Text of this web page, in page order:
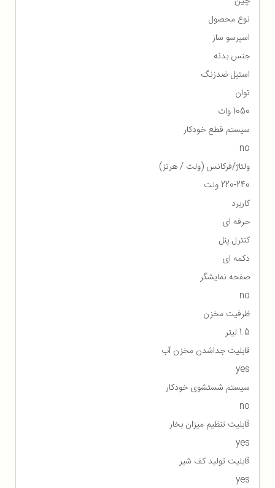
نوع محصول
اسپرسو ساز
جنس بدنه
استیل ضدزنگ
توان
1050 وات
سیستم قطع خودکار
no
ولتاژ/فرکانس (ولت / هرتز)
220-240 ولت
کاربرد
حرفه ای
کنترل پنل
دکمه ای
صفحه نمایشگر
no
ظرفیت مخزن
1.5 لیتر
قابلیت جداشدن مخزن آب
yes
سیستم شستشوی خودکار
no
قابلیت تنظیم میزان بخار
yes
قابلیت تولید کف شیر
yes